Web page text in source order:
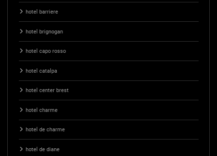
hotel barriere
hotel brignogan
hotel capo rosso
hotel catalpa
hotel center brest
hotel charme
hotel de charme
hotel de diane